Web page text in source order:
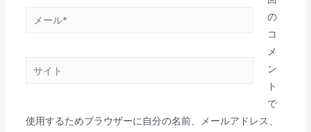
の
コ
メ
ン
ト
で
使用するためブラウザーに自分の名前、メールアドレス、